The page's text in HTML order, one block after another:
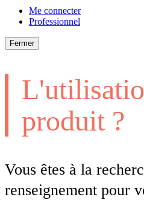
Me connecter
Professionnel
Fermer
produit ?
Vous êtes à la
renseignement pour